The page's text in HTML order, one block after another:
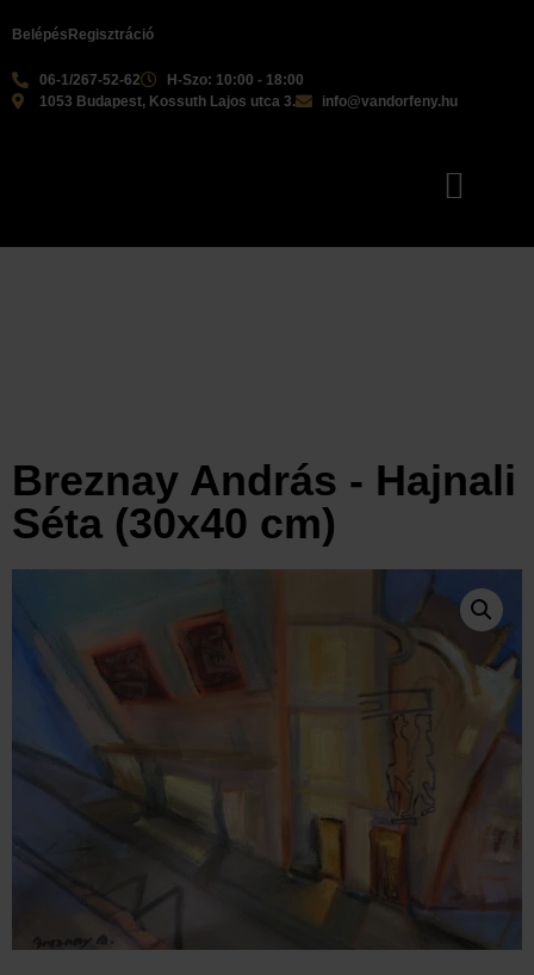
06-1/267-52-62
H-Szo: 10:00 - 18:00
1053 Budapest, Kossuth Lajos utca 3.
info@vandorfeny.hu
Belépés Regisztráció
Breznay András - Hajnali
Séta (30x40 cm)